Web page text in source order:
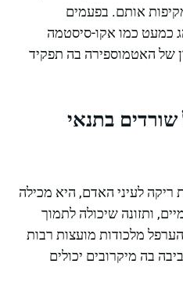
אותם. בפעמים
כמעט כמו אקו-סיסטמה
של האטמוספירה בה תפקיד
בתנאי
לעיני האדם, היא מכילה
ותזונה שיכולה לתמוך
מלכודות מועצות רבות
בה מיקרובים יכולים